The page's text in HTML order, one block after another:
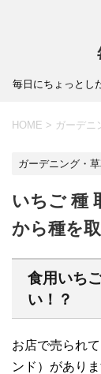
毎日にちょっとし
HOME > ガーデニ
ガーデニング・
いちご 種
から種を
食用いち
い！？
お店で売られ
ンド）がありま